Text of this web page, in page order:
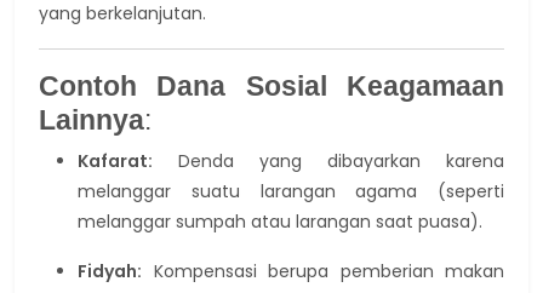
yang berkelanjutan.
Contoh Dana Sosial Keagamaan
Lainnya:
Kafarat: Denda yang dibayarkan karena
melanggar suatu larangan agama (seperti
melanggar sumpah atau larangan saat puasa).
Fidyah: Kompensasi berupa pemberian makan